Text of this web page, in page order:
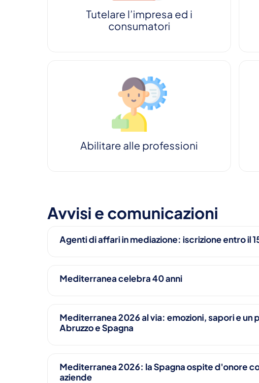
Tutelare l’impresa ed i
consumatori
Abilitare alle professioni
Avvisi e comunicazioni
Agenti di affari in mediazione: iscrizione entro il
Mediterranea celebra 40 anni
Mediterranea 2026 al via: emozioni, sapori e un
Abruzzo e Spagna
Mediterranea 2026: la Spagna ospite d'onore
aziende